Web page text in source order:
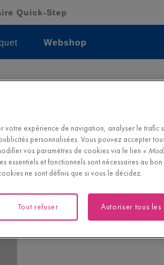
Quick-Step
Webshop
BASIC SILVER |QSUDLBS15
Mousse de polyéthylène avec
votre expérience de navigation, analyser le trafic
personnalisées. Vous pouvez accepter
vos paramètres de cookies via le lien «
essentiels et fonctionnels sont nécessaires au bon
ne sont définis que si vous le décidez.
Tout refuser Autoriser tous